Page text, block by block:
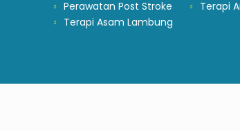
Perawatan Post Stroke
Terapi Asam Lambung
Terapi